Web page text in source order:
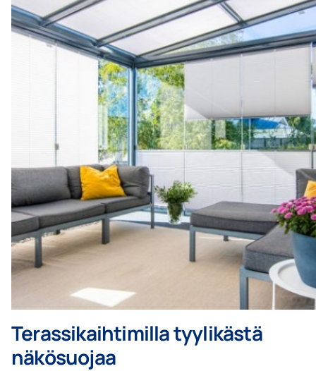
Terassikaihtimilla tyylikästä
näkösuojaa